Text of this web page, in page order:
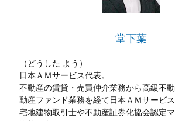
堂下葉
（どうした よう）
日本ＡＭサービス代表。
不動産の賃貸・売買仲介業務から高級不
動産ファンド業務を経て日本ＡＭサービス
宅地建物取引士や不動産証券化協会認定